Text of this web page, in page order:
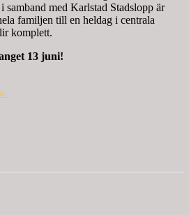
med Karlstad Stadslopp är
familjen till en heldag i centrala
komplett.
13 juni!